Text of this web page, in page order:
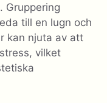
Gruppering
till en lugn och
kan njuta av att
vilket